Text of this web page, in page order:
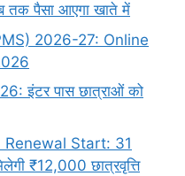
पैसा आएगा खाते में
2026-27: Online
इंटर पास छात्राओं को
Start: 31
₹12,000 छात्रवृत्ति